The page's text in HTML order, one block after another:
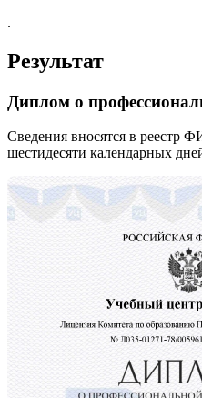
.
Результат
Диплом о
Сведения вносятся в
шестидесяти календарных